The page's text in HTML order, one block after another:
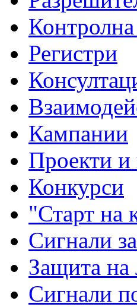
Регистри
Кампании
Проекти и
Конкурси
"Старт на
Сигнали
Защита на
Сигнали